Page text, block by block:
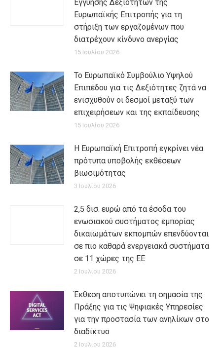
Εγγύησης Δεξιοτήτων της
Ευρωπαϊκής Επιτροπής για τη
στήριξη των εργαζομένων που
διατρέχουν κίνδυνο ανεργίας
15 Ιουλίου 2026
Το Ευρωπαϊκό Συμβούλιο Υψηλού
Επιπέδου για τις Δεξιότητες ζητά να
ενισχυθούν οι δεσμοί μεταξύ των
επιχειρήσεων και της εκπαίδευσης
15 Ιουλίου 2026
Η Ευρωπαϊκή Επιτροπή εγκρίνει νέα
πρότυπα υποβολής εκθέσεων
βιωσιμότητας
3 Ιουλίου 2026
2,5 δισ. ευρώ από τα έσοδα του
ενωσιακού συστήματος εμπορίας
δικαιωμάτων εκπομπών επενδύονται
σε πιο καθαρά ενεργειακά συστήματα
σε 11 χώρες της ΕΕ
2 Ιουλίου 2026
Έκθεση αποτυπώνει τη σημασία της
Πράξης για τις Ψηφιακές Υπηρεσίες
για την προστασία των ανηλίκων στο
διαδίκτυο
2 Ιουλίου 2026